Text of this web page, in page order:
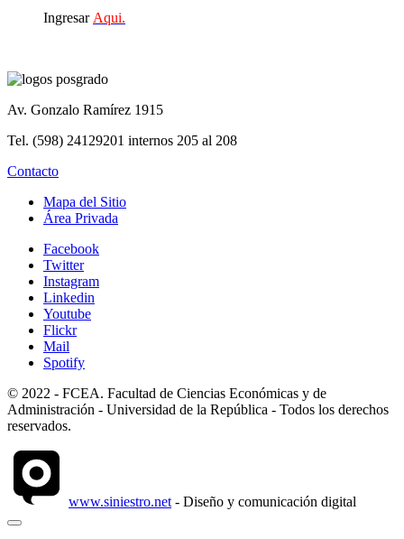
Ingresar Aqui.
Av. Gonzalo Ramírez 1915
Tel. (598) 24129201 internos 205 al 208
Contacto
Mapa del Sitio
Área Privada
Facebook
Twitter
Instagram
Linkedin
Youtube
Flickr
Mail
Spotify
© 2022 - FCEA. Facultad de Ciencias Económicas y de
Administración - Universidad de la República - Todos los derechos
reservados.
www.siniestro.net - Diseño y comunicación digital